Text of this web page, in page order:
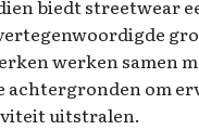
biedt streetwear
werken samen
achtergronden om
uitstralen.